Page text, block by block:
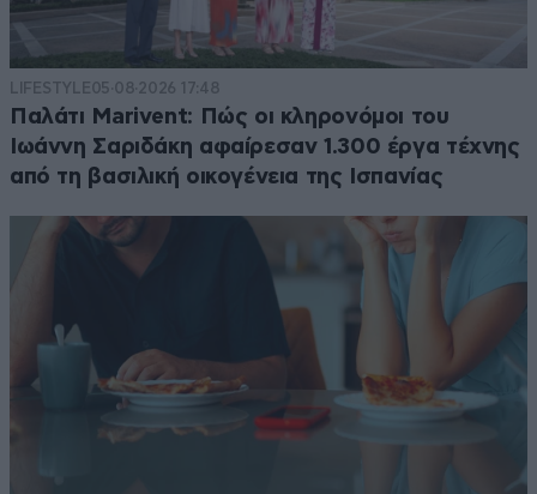
LIFESTYLE05·08·2026 17:48
Παλάτι Marivent: Πώς οι κληρονόμοι του
Ιωάννη Σαριδάκη αφαίρεσαν 1.300 έργα τέχνης
από τη βασιλική οικογένεια της Ισπανίας